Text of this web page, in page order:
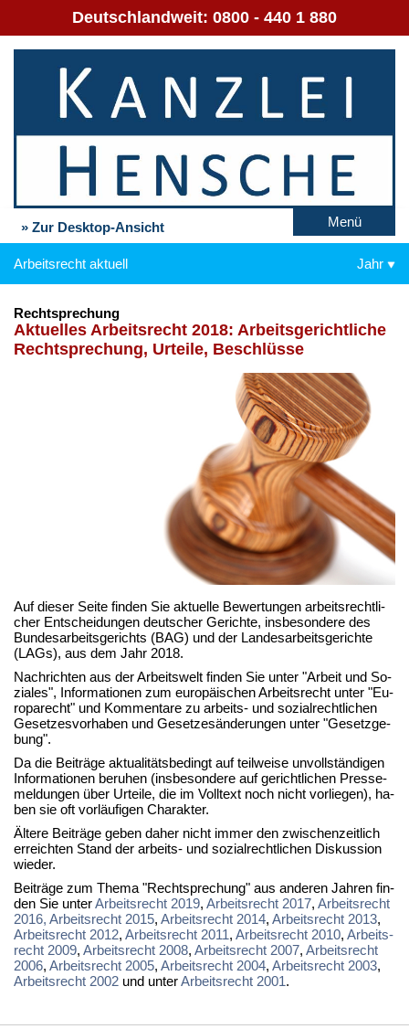
Deutschlandweit: 0800 - 440 1 880
» Zur Desktop-Ansicht Menü
Arbeitsrecht aktuell Jahr
Rechtsprechung
Ak­tu­el­les Ar­beits­recht 2018: Ar­beits­ge­richt­li­che
Recht­spre­chung, Ur­tei­le, Be­schlüs­se
Auf die­ser Sei­te fin­den Sie ak­tu­el­le Be­wer­tun­gen ar­beits­recht­li­
cher Ent­schei­dun­gen deut­scher Ge­rich­te, ins­be­son­de­re des
Bun­des­ar­beits­ge­richts (BAG) und der Lan­des­ar­beits­ge­rich­te
(LAGs), aus dem Jahr 2018.
Nach­rich­ten aus der Ar­beits­welt fin­den Sie un­ter "Ar­beit und So­
zia­les", In­for­ma­tio­nen zum eu­ro­päi­schen Ar­beits­recht un­ter "Eu­
ro­pa­recht" und Kom­men­ta­re zu ar­beits- und so­zi­al­recht­li­chen
Ge­set­zes­vor­ha­ben und Ge­set­zes­än­de­run­gen un­ter "Ge­setz­ge­
bung".
Da die Bei­trä­ge ak­tua­li­täts­be­dingt auf teil­wei­se un­voll­stän­di­gen
In­for­ma­tio­nen be­ru­hen (ins­be­son­de­re auf ge­richt­li­chen Pres­se­
mel­dun­gen über Ur­tei­le, die im Voll­text noch nicht vor­lie­gen), ha­
ben sie oft vor­läu­fi­gen Cha­rak­ter.
Äl­te­re Bei­trä­ge ge­ben da­her nicht im­mer den zwi­schen­zeit­lich
er­reich­ten Stand der ar­beits- und so­zi­al­recht­li­chen Dis­kus­si­on
wie­der.
Bei­trä­ge zum The­ma "Recht­spre­chung" aus an­de­ren Jah­ren fin­
den Sie un­terAr­beits­recht 2019, Ar­beits­recht 2017, Ar­beits­recht
2016, Ar­beits­recht 2015, Ar­beits­recht 2014, Ar­beits­recht 2013,
Ar­beits­recht 2012, Ar­beits­recht 2011, Ar­beits­recht 2010, Ar­beits­
recht 2009, Ar­beits­recht 2008, Ar­beits­recht 2007, Ar­beits­recht
2006, Ar­beits­recht 2005, Ar­beits­recht 2004, Ar­beits­recht 2003,
Ar­beits­recht 2002 und un­terAr­beits­recht 2001.